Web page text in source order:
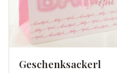
Geschenksackerl